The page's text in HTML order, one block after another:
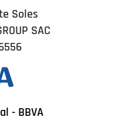
Soles
SAC
- BBVA